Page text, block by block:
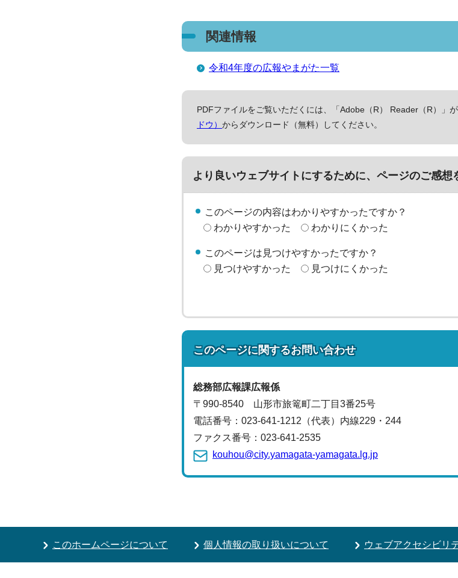
関連情報
令和4年度の広報やまがた一覧
PDFファイルをご覧いただくには、「Adobe（R） Reader（R）」
ドウ） からダウンロード（無料）してください。
より良いウェブサイトにするために、ページのご感想
このページの内容はわかりやすかったですか？
わかりやすかった
わかりにくかった
このページは見つけやすかったですか？
見つけやすかった
見つけにくかった
このページに関するお問い合わせ
総務部広報課広報係
〒990-8540 山形市旅篭町二丁目3番25号
電話番号： 023-641-1212（代表） 内線229・244
ファクス番号：023-641-2535
kouhou@city.yamagata-yamagata.lg.jp
このホームページについて 個人情報の取り扱いについて ウェブアクセシビリ